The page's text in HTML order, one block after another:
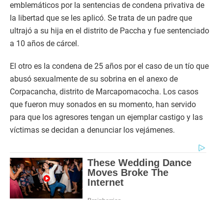
emblemáticos por la sentencias de condena privativa de
la libertad que se les aplicó. Se trata de un padre que
ultrajó a su hija en el distrito de Paccha y fue sentenciado
a 10 años de cárcel.
El otro es la condena de 25 años por el caso de un tío que
abusó sexualmente de su sobrina en el anexo de
Corpacancha, distrito de Marcapomacocha. Los casos
que fueron muy sonados en su momento, han servido
para que los agresores tengan un ejemplar castigo y las
víctimas se decidan a denunciar los vejámenes.